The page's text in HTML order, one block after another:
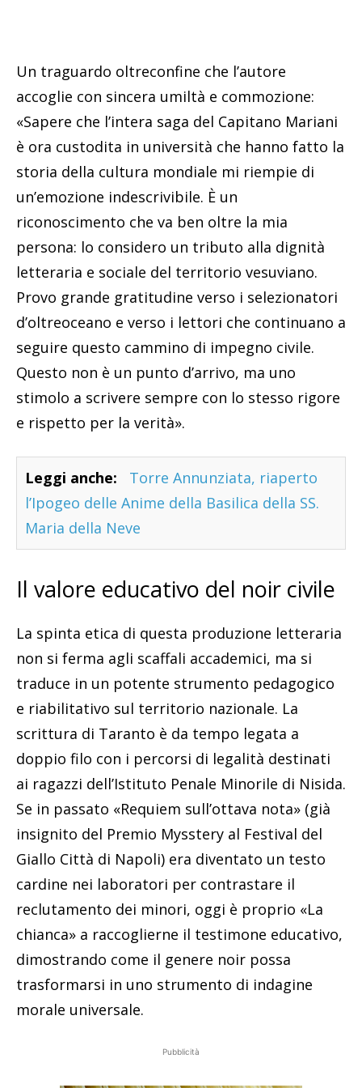
Un traguardo oltreconfine che l’autore
accoglie con sincera umiltà e commozione:
«Sapere che l’intera saga del Capitano Mariani
è ora custodita in università che hanno fatto la
storia della cultura mondiale mi riempie di
un’emozione indescrivibile. È un
riconoscimento che va ben oltre la mia
persona: lo considero un tributo alla dignità
letteraria e sociale del territorio vesuviano.
Provo grande gratitudine verso i selezionatori
d’oltreoceano e verso i lettori che continuano a
seguire questo cammino di impegno civile.
Questo non è un punto d’arrivo, ma uno
stimolo a scrivere sempre con lo stesso rigore
e rispetto per la verità».
Leggi anche:
Torre Annunziata, riaperto
l’Ipogeo delle Anime della Basilica della SS.
Maria della Neve
Il valore educativo del noir civile
La spinta etica di questa produzione letteraria
non si ferma agli scaffali accademici, ma si
traduce in un potente strumento pedagogico
e riabilitativo sul territorio nazionale. La
scrittura di Taranto è da tempo legata a
doppio filo con i percorsi di legalità destinati
ai ragazzi dell’Istituto Penale Minorile di Nisida.
Se in passato «Requiem sull’ottava nota» (già
insignito del Premio Mysstery al Festival del
Giallo Città di Napoli) era diventato un testo
cardine nei laboratori per contrastare il
reclutamento dei minori, oggi è proprio «La
chianca» a raccoglierne il testimone educativo,
dimostrando come il genere noir possa
trasformarsi in uno strumento di indagine
morale universale.
Pubblicità